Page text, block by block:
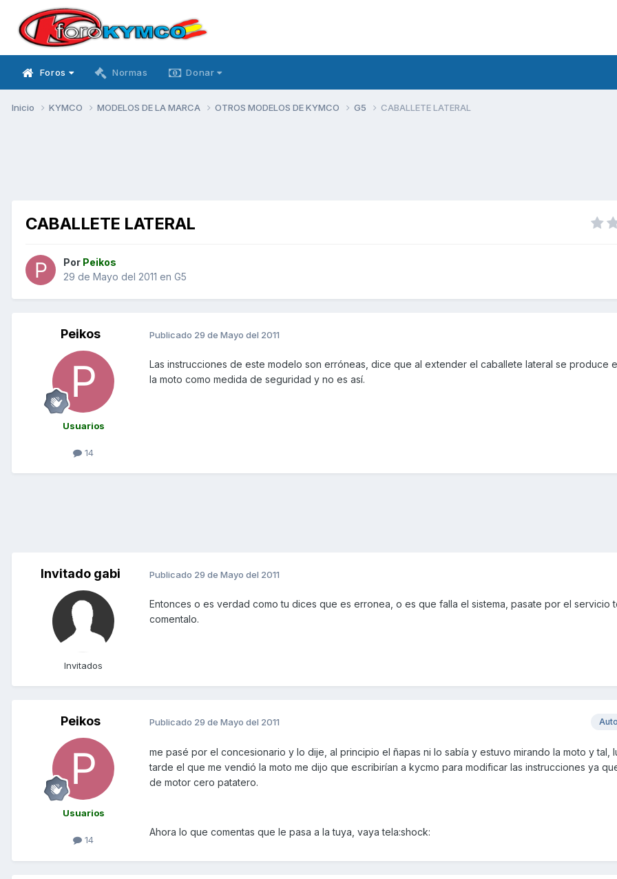
Foros Normas Donar
Inicio KYMCO MODELOS DE LA MARCA OTROS MODELOS DE KYMCO G5 CABALLETE LATERAL
CABALLETE LATERAL
Por Peikos
29 de Mayo del 2011 en G5
Peikos
Usuarios
14
Publicado 29 de Mayo del 2011
Las instrucciones de este modelo son erróneas, dice que al extender el caballete lateral se produce
la moto como medida de seguridad y no es así.
Invitado gabi
Invitados
Publicado 29 de Mayo del 2011
Entonces o es verdad como tu dices que es erronea, o es que falla el sistema, pasate por el servicio
comentalo.
Peikos
Usuarios
14
Publicado 29 de Mayo del 2011
me pasé por el concesionario y lo dije, al principio el ñapas ni lo sabía y estuvo mirando la moto y tal,
tarde el que me vendió la moto me dijo que escribirían a kycmo para modificar las instrucciones ya
de motor cero patatero.
Ahora lo que comentas que le pasa a la tuya, vaya tela:shock: